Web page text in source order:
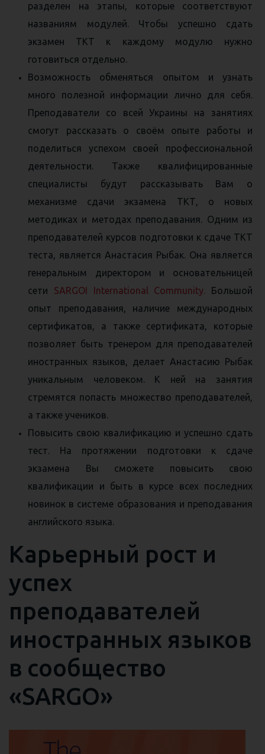
разделен на этапы, которые соответствуют
названиям модулей. Чтобы успешно сдать
экзамен ТКТ к каждому модулю нужно
готовиться отдельно.
Возможность обменяться опытом и узнать
много полезной информации лично для себя.
Преподаватели со всей Украины на занятиях
смогут рассказать о своём опыте работы и
поделиться успехом своей профессиональной
деятельности. Также квалифицированные
специалисты будут рассказывать Вам о
механизме сдачи экзамена ТКТ, о новых
методиках и методах преподавания. Одним из
преподавателей курсов подготовки к сдаче TKT
теста, является Анастасия Рыбак. Она является
генеральным директором и основательницей
сети SARGOI International Community. Большой
опыт преподавания, наличие международных
сертификатов, а также сертификата, которые
позволяет быть тренером для преподавателей
иностранных языков, делает Анастасию Рыбак
уникальным человеком. К ней на занятия
стремятся попасть множество преподавателей,
а также учеников.
Повысить свою квалификацию и успешно сдать
тест. На протяжении подготовки к сдаче
экзамена Вы сможете повысить свою
квалификации и быть в курсе всех последних
новинок в системе образования и преподавания
английского языка.
Карьерный рост и
успех
преподавателей
иностранных языков
в сообщество
«SARGO»